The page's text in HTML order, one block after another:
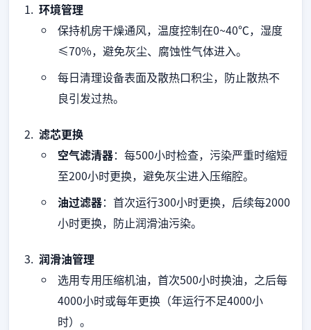
环境管理
保持机房干燥通风，温度控制在0~40℃，湿度
≤70%，避免灰尘、腐蚀性气体进入。
每日清理设备表面及散热口积尘，防止散热不
良引发过热。
滤芯更换
空气滤清器：每500小时检查，污染严重时缩短
至200小时更换，避免灰尘进入压缩腔。
油过滤器：首次运行300小时更换，后续每2000
小时更换，防止润滑油污染。
润滑油管理
选用专用压缩机油，首次500小时换油，之后每
4000小时或每年更换（年运行不足4000小
时）。